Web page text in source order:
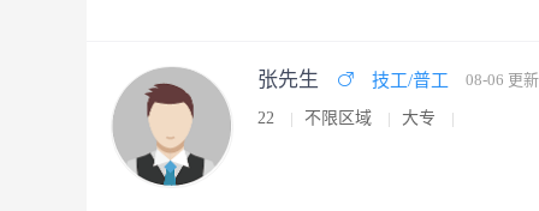
张先生 技工/普工 08-06 更新
22 不限区域 大专